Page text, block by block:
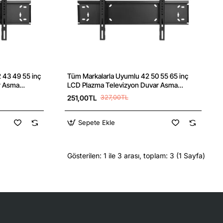
43 49 55 inç
Asma
Tüm Markalarla Uyumlu 42 50 55 65 inç
LCD Plazma Televizyon Duvar Asma
Aparatı 106-155 cm
251,00TL 327,00TL
Sepete Ekle
Gösterilen: 1 ile 3 arası, toplam: 3 (1 Sayfa)